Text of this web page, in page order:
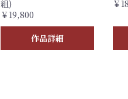
組)
￥19,800
作品詳細
￥